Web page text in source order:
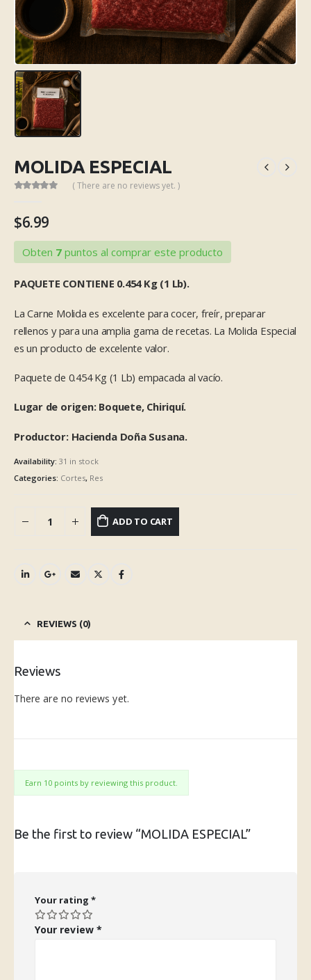
MOLIDA ESPECIAL
( There are no reviews yet. )
$6.99
Obten 7 puntos al comprar este producto
PAQUETE CONTIENE 0.454 Kg (1 Lb).
La Carne Molida es excelente para cocer, freír, preparar
rellenos y para una amplia gama de recetas. La Molida Especial
es un producto de excelente valor.
Paquete de 0.454 Kg (1 Lb) empacada al vacío.
Lugar de origen: Boquete, Chiriquí.
Productor: Hacienda Doña Susana.
Availability: 31 in stock
Categories: Cortes, Res
ADD TO CART
REVIEWS (0)
Reviews
There are no reviews yet.
Earn 10 points by reviewing this product.
Be the first to review “MOLIDA ESPECIAL”
Your rating *
Your review *